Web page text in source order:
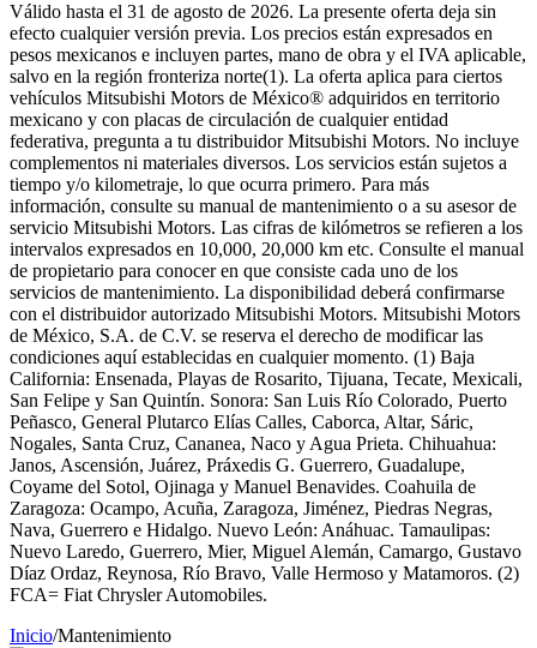
Válido hasta el 31 de agosto de 2026. La presente oferta deja sin
efecto cualquier versión previa. Los precios están expresados en
pesos mexicanos e incluyen partes, mano de obra y el IVA aplicable,
salvo en la región fronteriza norte(1). La oferta aplica para ciertos
vehículos Mitsubishi Motors de México® adquiridos en territorio
mexicano y con placas de circulación de cualquier entidad
federativa, pregunta a tu distribuidor Mitsubishi Motors. No incluye
complementos ni materiales diversos. Los servicios están sujetos a
tiempo y/o kilometraje, lo que ocurra primero. Para más
información, consulte su manual de mantenimiento o a su asesor de
servicio Mitsubishi Motors. Las cifras de kilómetros se refieren a los
intervalos expresados en 10,000, 20,000 km etc. Consulte el manual
de propietario para conocer en que consiste cada uno de los
servicios de mantenimiento. La disponibilidad deberá confirmarse
con el distribuidor autorizado Mitsubishi Motors. Mitsubishi Motors
de México, S.A. de C.V. se reserva el derecho de modificar las
condiciones aquí establecidas en cualquier momento. (1) Baja
California: Ensenada, Playas de Rosarito, Tijuana, Tecate, Mexicali,
San Felipe y San Quintín. Sonora: San Luis Río Colorado, Puerto
Peñasco, General Plutarco Elías Calles, Caborca, Altar, Sáric,
Nogales, Santa Cruz, Cananea, Naco y Agua Prieta. Chihuahua:
Janos, Ascensión, Juárez, Práxedis G. Guerrero, Guadalupe,
Coyame del Sotol, Ojinaga y Manuel Benavides. Coahuila de
Zaragoza: Ocampo, Acuña, Zaragoza, Jiménez, Piedras Negras,
Nava, Guerrero e Hidalgo. Nuevo León: Anáhuac. Tamaulipas:
Nuevo Laredo, Guerrero, Mier, Miguel Alemán, Camargo, Gustavo
Díaz Ordaz, Reynosa, Río Bravo, Valle Hermoso y Matamoros. (2)
FCA= Fiat Chrysler Automobiles.
Inicio/Mantenimiento